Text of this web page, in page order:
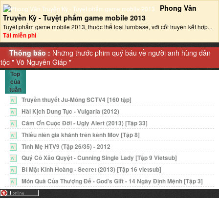
Phong Vân
Truyền Kỳ - Tuyệt phẩm game mobile 2013‎
Tuyệt phẩm game mobile 2013, thuộc thể loại turnbase, với cốt truyện kết hợp...
Tải miễn phí
Thông báo : Những thước phim quý báu về người anh hùng dân
tộc "Võ Nguyên Giáp "
Top
của
tuần
W Truyền thuyết Ju-Mông SCTV4 [160 tập]
W Hài Kịch Dung Tục - Vulgaria (2012)
W Cám Ơn Cuộc Đời - Ugly Alert (2013) [Tập 33]
W Thiếu niên gia khánh trên kênh Mov [Tập 8]
W Tình Mẹ HTV9 (Tập 26/35) - 2012
W Quý Cô Xảo Quyệt - Cunning Single Lady [Tập 9 Vietsub]
W Bí Mật Kinh Hoàng - Secret (2013) [Tập 16 vietsub]
W Món Quà Của Thượng Đế - God’s Gift - 14 Ngày Định Mệnh [Tập 3]